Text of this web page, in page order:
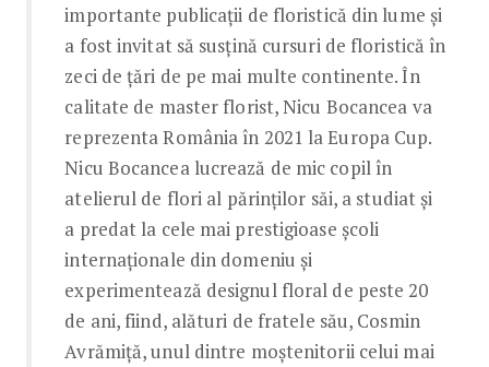
importante publicații de floristică din lume și
a fost invitat să susțină cursuri de floristică în
zeci de țări de pe mai multe continente. În
calitate de master florist, Nicu Bocancea va
reprezenta România în 2021 la Europa Cup.
Nicu Bocancea lucrează de mic copil în
atelierul de flori al părinților săi, a studiat și
a predat la cele mai prestigioase școli
internaționale din domeniu și
experimentează designul floral de peste 20
de ani, fiind, alături de fratele său, Cosmin
Avrămiță, unul dintre moștenitorii celui mai